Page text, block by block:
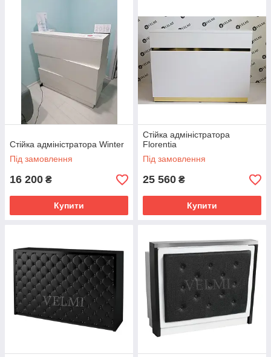
Стійка адміністратора Winter
Під замовлення
16 200 ₴
Купити
Стійка адміністратора
Florentia
Під замовлення
25 560 ₴
Купити